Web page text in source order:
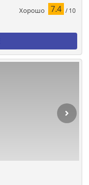
Хорошо 7.4 / 10